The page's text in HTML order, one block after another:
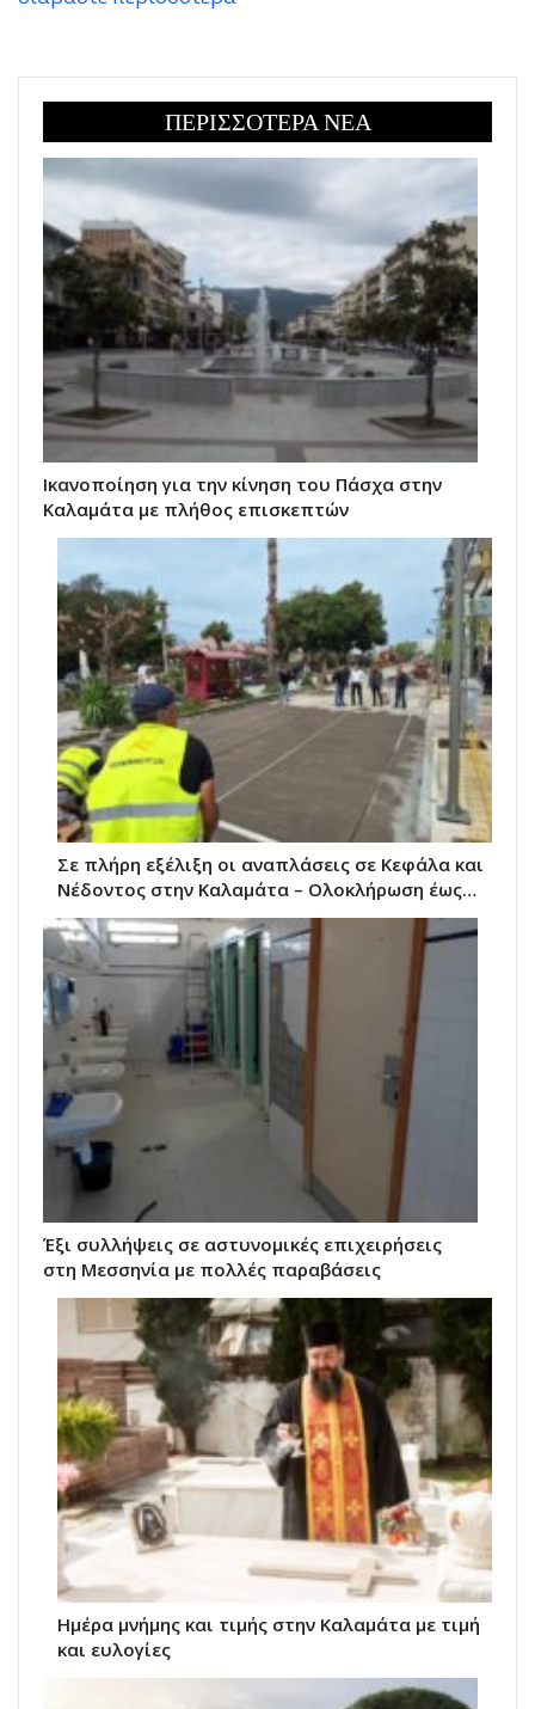
ΠΕΡΙΣΣΟΤΕΡΑ ΝΕΑ
Ικανοποίηση για την κίνηση του Πάσχα στην
Καλαμάτα με πλήθος επισκεπτών
Σε πλήρη εξέλιξη οι αναπλάσεις σε Κεφάλα και
Νέδοντος στην Καλαμάτα – Ολοκλήρωση έως…
Έξι συλλήψεις σε αστυνομικές επιχειρήσεις
στη Μεσσηνία με πολλές παραβάσεις
Ημέρα μνήμης και τιμής στην Καλαμάτα με τιμή
και ευλογίες